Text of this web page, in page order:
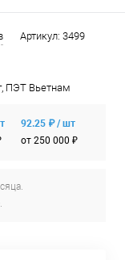
Артикул: 3499
ПЭТ Вьетнам
92.25 ₽ / шт
от 250 000 ₽